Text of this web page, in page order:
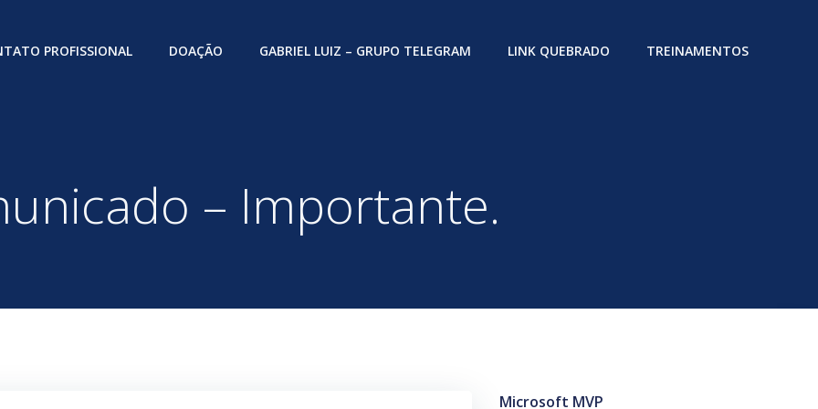
PROFISSIONAL DOAÇÃO GABRIEL LUIZ – GRUPO TELEGRAM LINK QUEBRADO TREINAMENTOS
– Importante.
Microsoft MVP